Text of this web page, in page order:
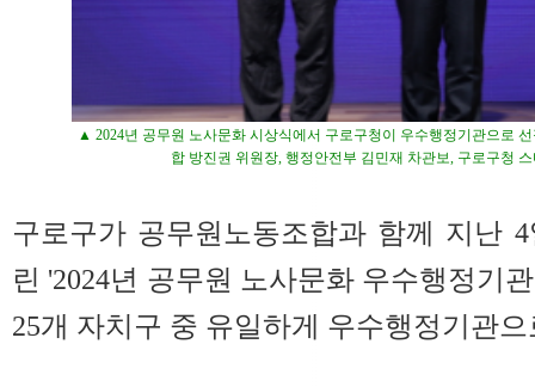
▲ 2024년 공무원 노사문화 시상식에서 구로구청이 우수행정기관으로
합 방진권 위원장, 행정안전부 김민재 차관보, 구로구청
구로구가 공무원노동조합과 함께 지난
린 '2024년 공무원 노사문화 우수행정기
25개 자치구 중 유일하게 우수행정기관